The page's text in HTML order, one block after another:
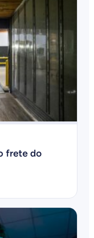
frete do